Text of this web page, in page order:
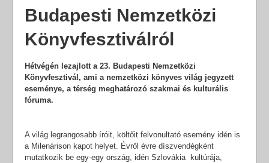
Budapesti Nemzetközi
Könyvfesztiválról
Hétvégén lezajlott a 23. Budapesti Nemzetközi
Könyvfesztivál, ami a nemzetközi könyves világ jegyzett
eseménye, a térség meghatározó szakmai és kulturális
fóruma.
A világ legrangosabb íróit, költőit felvonultató esemény idén is
a Milenárison kapot helyet. Évről évre díszvendégként
mutatkozik be egy-egy ország, idén Szlovákia kultúrája,